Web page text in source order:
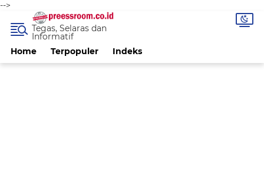
-->
Home Terpopuler Indeks
Tegas, Selaras dan
Informatif